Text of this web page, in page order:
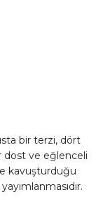
bir terzi, dört
dost ve eğlenceli
kavuşturduğu